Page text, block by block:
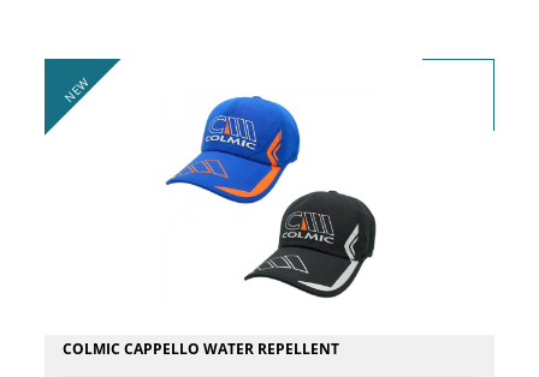
NEW
COLMIC CAPPELLO WATER REPELLENT